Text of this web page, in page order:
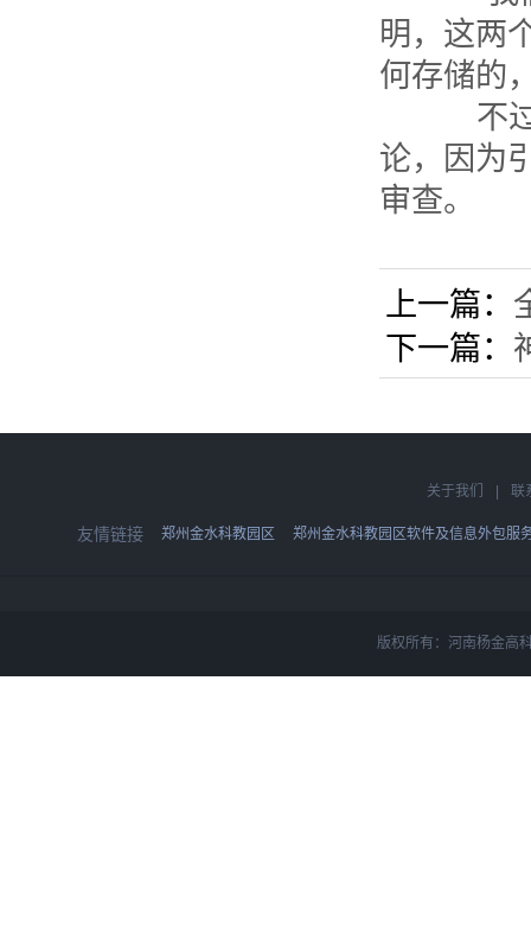
明，这两
何存储的
不过
论，因为
审查。
上一篇：
下一篇：
关于我们 联
友情链接 郑州金水科教园区 郑州金水科教园区软件及信息外包服
版权所有：河南杨金高